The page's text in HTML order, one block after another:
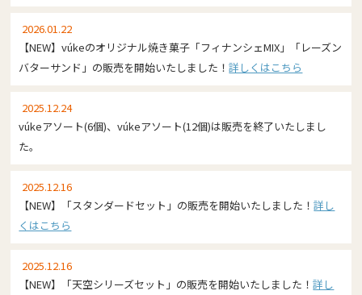
2026.01.22
【NEW】vúkeのオリジナル焼き菓子「フィナンシェMIX」「レーズン
バターサンド」の販売を開始いたしました！詳しくはこちら
2025.12.24
vúkeアソート(6個)、vúkeアソート(12個)は販売を終了いたしまし
た。
2025.12.16
【NEW】「スタンダードセット」の販売を開始いたしました！詳し
くはこちら
2025.12.16
【NEW】「天空シリーズセット」の販売を開始いたしました！詳し